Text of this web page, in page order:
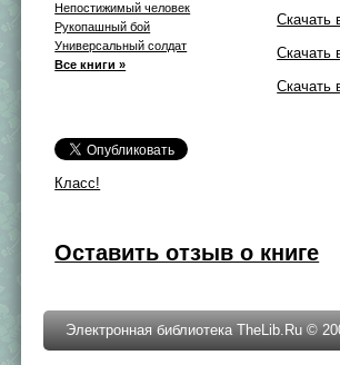
Непостижимый человек
Рукопашный бой
Универсальный солдат
Все книги »
Класс!
Скачать
Скачать
Скачать
Оставить отзыв о книге
Электронная библиотека TheLib.Ru ©